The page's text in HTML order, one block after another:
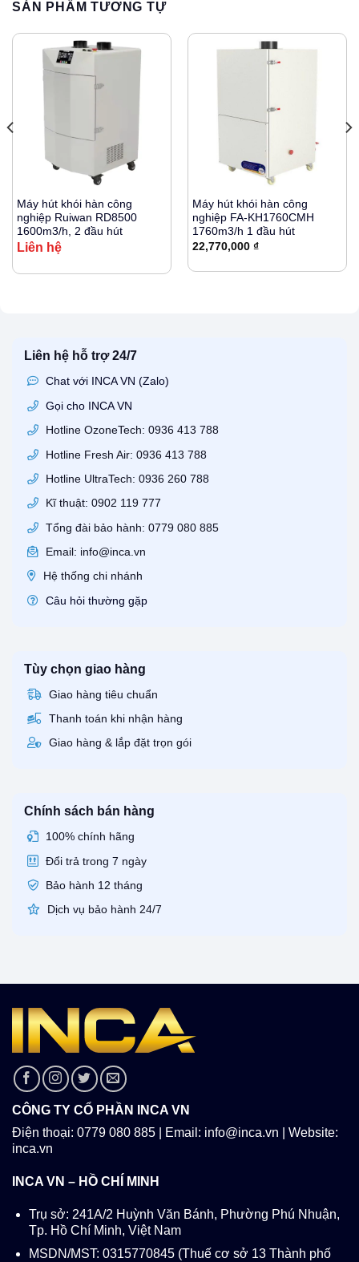
SẢN PHẨM TƯƠNG TỰ
Máy hút khói hàn công
nghiệp Ruiwan RD8500
1600m3/h, 2 đầu hút
Liên hệ
Máy hút khói hàn công
nghiệp FA-KH1760CMH
1760m3/h 1 đầu hút
22,770,000 ₫
Liên hệ hỗ trợ 24/7
Chat với INCA VN (Zalo)
Gọi cho INCA VN
Hotline OzoneTech: 0936 413 788
Hotline Fresh Air: 0936 413 788
Hotline UltraTech: 0936 260 788
Kĩ thuật: 0902 119 777
Tổng đài bảo hành: 0779 080 885
Email: info@inca.vn
Hệ thống chi nhánh
Câu hỏi thường gặp
Tùy chọn giao hàng
Giao hàng tiêu chuẩn
Thanh toán khi nhận hàng
Giao hàng & lắp đặt trọn gói
Chính sách bán hàng
100% chính hãng
Đổi trả trong 7 ngày
Bảo hành 12 tháng
Dịch vụ bảo hành 24/7
CÔNG TY CỔ PHẦN INCA VN
Điện thoại: 0779 080 885 | Email: info@inca.vn | Website:
inca.vn
INCA VN – HỒ CHÍ MINH
Trụ sở: 241A/2 Huỳnh Văn Bánh, Phường Phú Nhuận,
Tp. Hồ Chí Minh, Việt Nam
MSDN/MST: 0315770845 (Thuế cơ sở 13 Thành phố